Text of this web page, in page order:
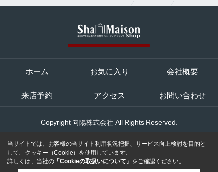
ホーム お気に入り 会社概要
来店予約 アクセス お問い合わせ
Copyright 向陽株式会社 All Rights Reserved.
当サイトでは、お客様の当サイト利用状況把握、サービス向上検討を目的と
して、クッキー（Cookie）を使用しています。
詳しくは、当社の 「Cookieの取扱いについて」 をご確認ください。